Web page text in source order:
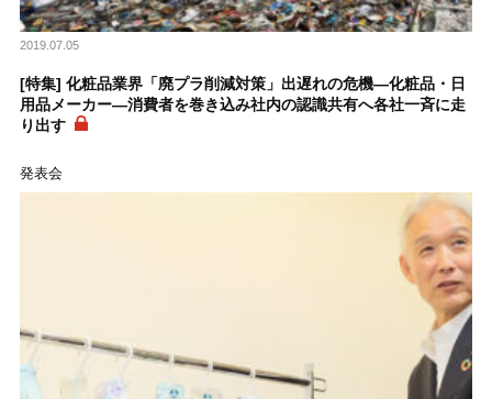
2019.07.05
[特集] 化粧品業界「廃プラ削減対策」出遅れの危機―化粧品・日
用品メーカー―消費者を巻き込み社内の認識共有へ各社一斉に走
り出す
発表会